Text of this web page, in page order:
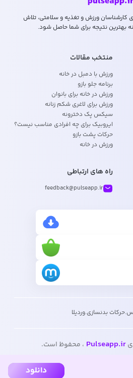
کارشناسان ورزش و تغذیه و سلامتی، تلاش
بهترین نتیجه برای شما حاصل شود.
منتخب مقالات
ورزش با دمبل در خانه
برنامه جلو بازو
ورزش در خانه برای بانوان
ورزش برای لاغری شکم زنانه
سیکس پک دخترونه
ایروبیک برای چه افرادی مناسب نیست؟
حرکات پشت بازو
ورزش در خانه
راه های ارتباطی
feedback@pulseapp.ir
.حرکات بدنسازی.وردیلا
Pulseapp.ir ، محفوظ است.
دانلود